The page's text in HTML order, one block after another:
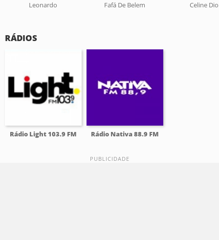
Leonardo Fafá De Belem Celine
RÁDIOS
Rádio Light 103.9 FM Rádio Nativa 88.9 FM